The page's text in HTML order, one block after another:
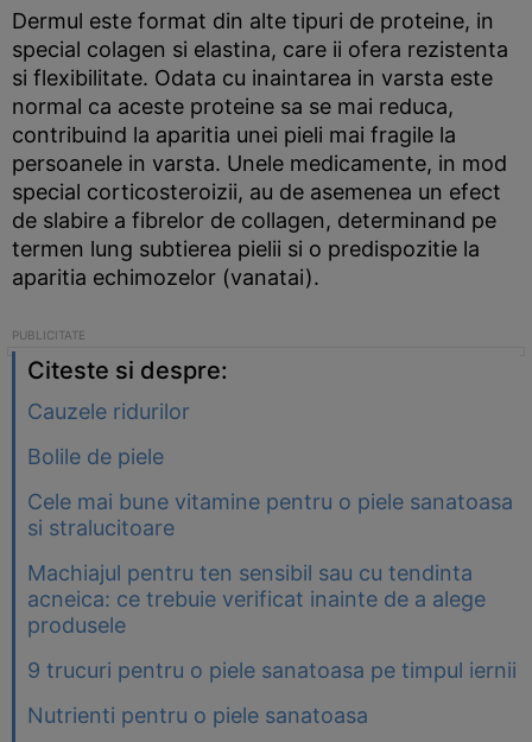
Dermul este format din alte tipuri de proteine, in
special colagen si elastina, care ii ofera rezistenta
si flexibilitate. Odata cu inaintarea in varsta este
normal ca aceste proteine sa se mai reduca,
contribuind la aparitia unei pieli mai fragile la
persoanele in varsta. Unele medicamente, in mod
special corticosteroizii, au de asemenea un efect
de slabire a fibrelor de collagen, determinand pe
termen lung subtierea pielii si o predispozitie la
aparitia echimozelor (vanatai).
Citeste si despre:
Cauzele ridurilor
Bolile de piele
Cele mai bune vitamine pentru o piele sanatoasa
si stralucitoare
Machiajul pentru ten sensibil sau cu tendinta
acneica: ce trebuie verificat inainte de a alege
produsele
9 trucuri pentru o piele sanatoasa pe timpul iernii
Nutrienti pentru o piele sanatoasa